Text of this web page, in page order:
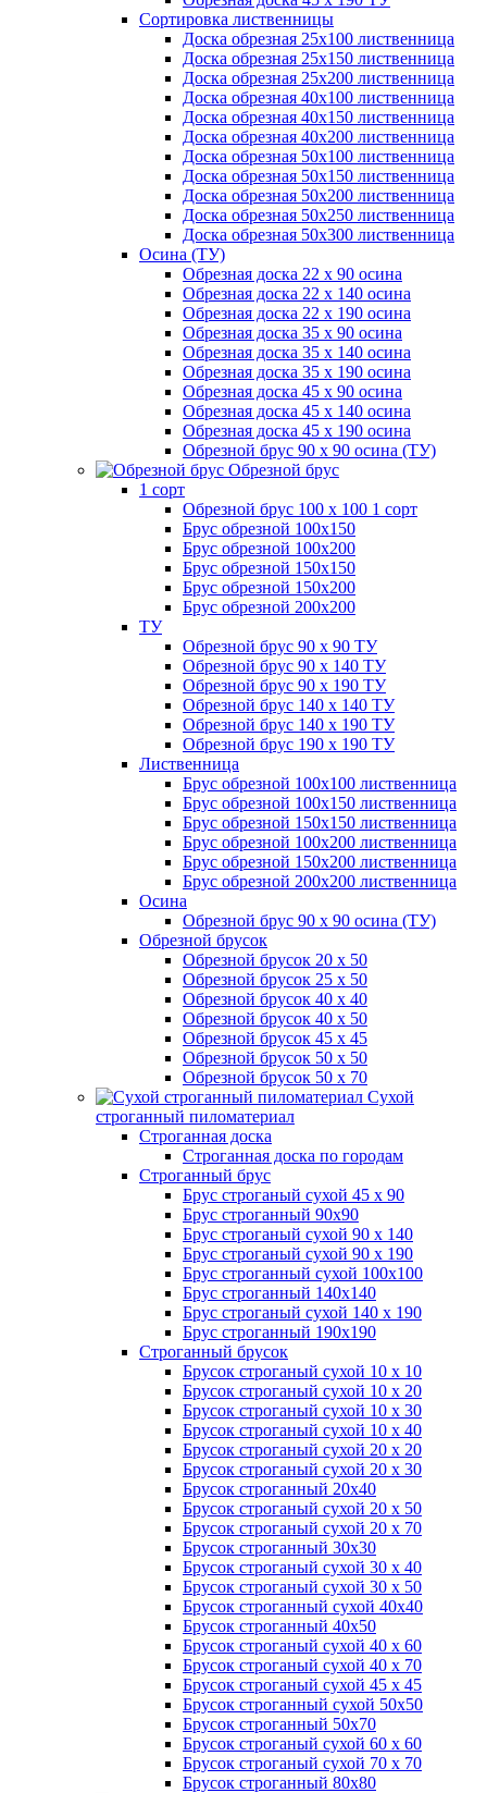
Сортировка лиственницы
Доска обрезная 25х100 лиственница
Доска обрезная 25х150 лиственница
Доска обрезная 25х200 лиственница
Доска обрезная 40х100 лиственница
Доска обрезная 40х150 лиственница
Доска обрезная 40х200 лиственница
Доска обрезная 50х100 лиственница
Доска обрезная 50х150 лиственница
Доска обрезная 50х200 лиственница
Доска обрезная 50х250 лиственница
Доска обрезная 50х300 лиственница
Осина (ТУ)
Обрезная доска 22 х 90 осина
Обрезная доска 22 х 140 осина
Обрезная доска 22 х 190 осина
Обрезная доска 35 х 90 осина
Обрезная доска 35 х 140 осина
Обрезная доска 35 х 190 осина
Обрезная доска 45 х 90 осина
Обрезная доска 45 х 140 осина
Обрезная доска 45 х 190 осина
Обрезной брус 90 х 90 осина (ТУ)
Обрезной брус
1 сорт
Обрезной брус 100 х 100 1 сорт
Брус обрезной 100х150
Брус обрезной 100х200
Брус обрезной 150х150
Брус обрезной 150х200
Брус обрезной 200х200
ТУ
Обрезной брус 90 х 90 ТУ
Обрезной брус 90 х 140 ТУ
Обрезной брус 90 х 190 ТУ
Обрезной брус 140 х 140 ТУ
Обрезной брус 140 х 190 ТУ
Обрезной брус 190 х 190 ТУ
Лиственница
Брус обрезной 100х100 лиственница
Брус обрезной 100х150 лиственница
Брус обрезной 150х150 лиственница
Брус обрезной 100х200 лиственница
Брус обрезной 150х200 лиственница
Брус обрезной 200х200 лиственница
Осина
Обрезной брус 90 х 90 осина (ТУ)
Обрезной брусок
Обрезной брусок 20 х 50
Обрезной брусок 25 х 50
Обрезной брусок 40 х 40
Обрезной брусок 40 х 50
Обрезной брусок 45 х 45
Обрезной брусок 50 х 50
Обрезной брусок 50 х 70
Сухой
строганный пиломатериал
Строганная доска
Строганная доска по городам
Строганный брус
Брус строганый сухой 45 х 90
Брус строганный 90х90
Брус строганый сухой 90 х 140
Брус строганый сухой 90 х 190
Брус строганный сухой 100х100
Брус строганный 140х140
Брус строганый сухой 140 х 190
Брус строганный 190х190
Строганный брусок
Брусок строганый сухой 10 х 10
Брусок строганый сухой 10 х 20
Брусок строганый сухой 10 х 30
Брусок строганый сухой 10 х 40
Брусок строганый сухой 20 х 20
Брусок строганый сухой 20 х 30
Брусок строганный 20х40
Брусок строганый сухой 20 х 50
Брусок строганый сухой 20 х 70
Брусок строганный 30х30
Брусок строганый сухой 30 х 40
Брусок строганый сухой 30 х 50
Брусок строганный сухой 40х40
Брусок строганный 40х50
Брусок строганый сухой 40 х 60
Брусок строганый сухой 40 х 70
Брусок строганый сухой 45 х 45
Брусок строганный сухой 50х50
Брусок строганный 50х70
Брусок строганый сухой 60 х 60
Брусок строганый сухой 70 х 70
Брусок строганный 80х80